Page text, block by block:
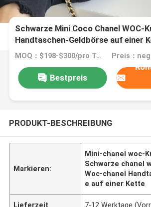
Schwarze Mini Coco Chanel WOC-
Handtaschen-Geldbörse auf einer
MOQ：$198-$300/pro Tasche Preis：
Bestpreis
PRODUKT-BESCHREIBUNG
Markieren:
Mini-chanel woc-
Schwarze chanel
Woc-chanel
e auf einer Kette
Lieferzeit 7-12 Werktage